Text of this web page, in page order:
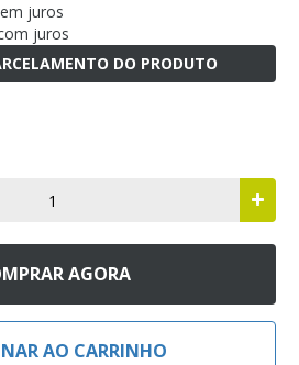
juros
juros
DO PRODUTO
AGORA
AO CARRINHO